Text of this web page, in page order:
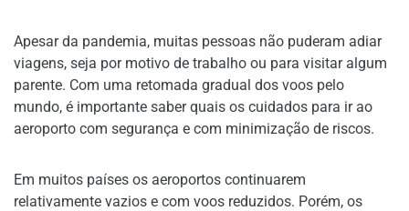
Apesar da pandemia, muitas pessoas não puderam adiar
viagens, seja por motivo de trabalho ou para visitar algum
parente. Com uma retomada gradual dos voos pelo
mundo, é importante saber quais os cuidados para ir ao
aeroporto com segurança e com minimização de riscos.
Em muitos países os aeroportos continuarem
relativamente vazios e com voos reduzidos. Porém, os